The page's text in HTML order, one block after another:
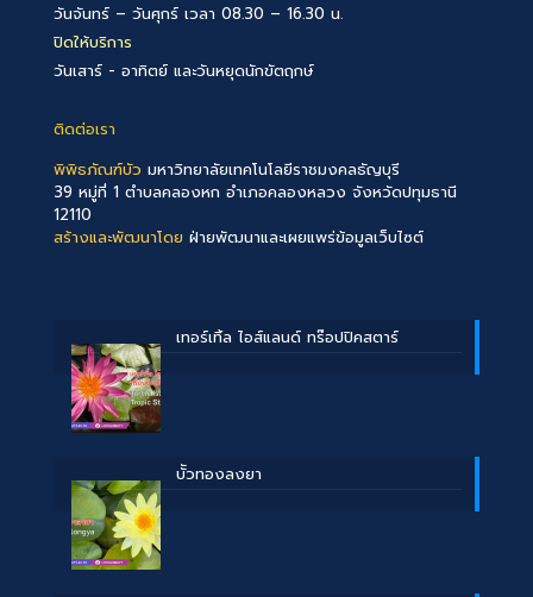
วันจันทร์ – วันศุกร์ เวลา 08.30 – 16.30 น.
ปิดให้บริการ
วันเสาร์ - อาทิตย์ และวันหยุดนักขัตฤกษ์
ติดต่อเรา
พิพิธภัณฑ์บัว มหาวิทยาลัยเทคโนโลยีราชมงคลธัญบุรี
39 หมู่ที่ 1 ตำบลคลองหก อำเภอคลองหลวง จังหวัดปทุมธานี
12110
สร้างและพัฒนาโดย ฝ่ายพัฒนาและเผยแพร่ข้อมูลเว็บไซต์
เทอร์เทิ้ล ไอส์แลนด์ ทร๊อปปิคสตาร์
บััวทองลงยา